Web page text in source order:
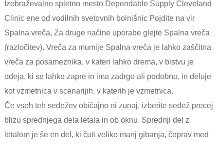
Izobraževalno spletno mesto Dependable Supply Cleveland
Clinic ene od vodilnih svetovnih bolnišnic Pojdite na vir
Spalna vreča, Za druge načine uporabe glejte Spalna vreča
(razločitev). Vreča za mumije Spalna vreča je lahko zaščitna
vreča za posameznika, v kateri lahko drema, v bistvu je
odeja, ki se lahko zapre in ima zadrgo ali podobno, in deluje
kot vzmetnica v scenarijih, v katerih je vzmetnica.
Če vseh teh sedežev običajno ni zunaj, izberite sedež precej
blizu sprednjega dela letala in ob oknu. Sprednji del z
letalom je še en del, ki čuti veliko manj gibanja, čeprav med